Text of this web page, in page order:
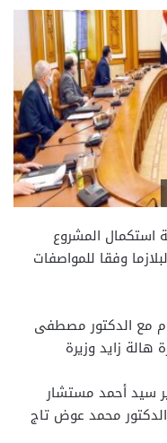
استكمال المشروع
وفقا للمواصفات
مع الدكتور مصطفى
هالة زايد وزيرة
سيد أحمد مستشار
محمد عوض تاج